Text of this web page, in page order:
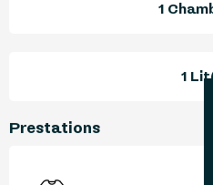
1
1
Prestations